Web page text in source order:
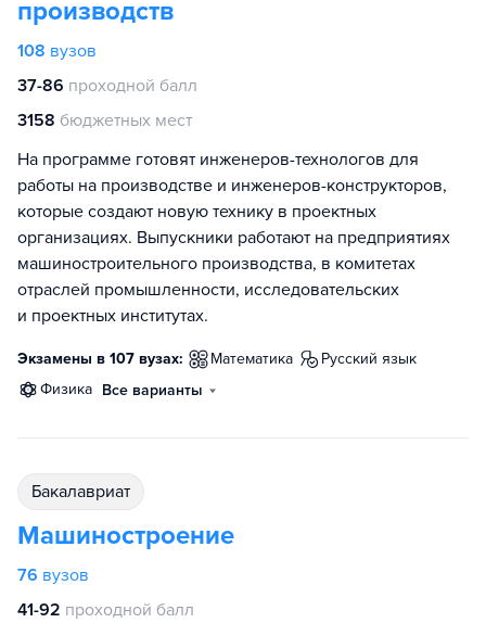
производств
108 вузов
37-86 проходной балл
3158 бюджетных мест
На программе готовят инженеров-технологов для
работы на производстве и инженеров-конструкторов,
которые создают новую технику в проектных
организациях. Выпускники работают на предприятиях
машиностроительного производства, в комитетах
отраслей промышленности, исследовательских
и проектных институтах.
Экзамены в 107 вузах: математика
русский язык
физика Все варианты
бакалавриат
Машиностроение
76 вузов
41-92 проходной балл